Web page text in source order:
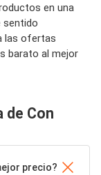
en una
sentido
las ofertas
barato al mejor
Con
precio?